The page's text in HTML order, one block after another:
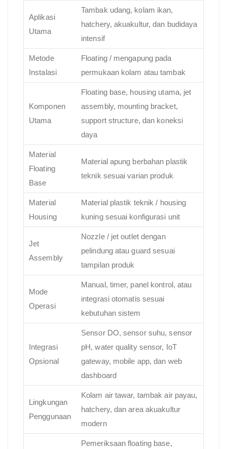
Aplikasi
Utama
Tambak udang, kolam ikan,
hatchery, akuakultur, dan budidaya
intensif
Metode
Instalasi
Floating / mengapung pada
permukaan kolam atau tambak
Komponen
Utama
Floating base, housing utama, jet
assembly, mounting bracket,
support structure, dan koneksi
daya
Material
Floating
Base
Material apung berbahan plastik
teknik sesuai varian produk
Material
Housing
Material plastik teknik / housing
kuning sesuai konfigurasi unit
Jet
Assembly
Nozzle / jet outlet dengan
pelindung atau guard sesuai
tampilan produk
Mode
Operasi
Manual, timer, panel kontrol, atau
integrasi otomatis sesuai
kebutuhan sistem
Integrasi
Opsional
Sensor DO, sensor suhu, sensor
pH, water quality sensor, IoT
gateway, mobile app, dan web
dashboard
Lingkungan
Penggunaan
Kolam air tawar, tambak air payau,
hatchery, dan area akuakultur
modern
Pemeriksaan floating base,